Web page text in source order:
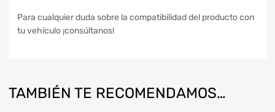
Para cualquier duda sobre la compatibilidad del producto con
tu vehículo ¡consúltanos!
TAMBIÉN TE RECOMENDAMOS…